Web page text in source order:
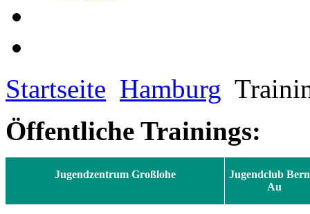
Startseite Hamburg
Öffentliche Trainings:
Jugendzentrum Großlohe
Jugendclub
Au